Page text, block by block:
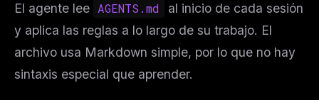
El agente lee AGENTS.md
al inicio de cada sesión
y aplica las reglas a lo largo de su trabajo. El
archivo usa Markdown simple, por lo que no hay
sintaxis especial que aprender.